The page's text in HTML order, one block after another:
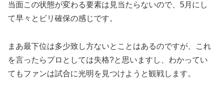
当面この状態が変わる要素は見当たらないので、5月にし
て早々とビリ確保の感じです。
まあ最下位は多少致し方ないとことはあるのですが、これ
を言ったらプロとしては失格?と思いますし、わかってい
てもファンは試合に光明を見つけようと観戦します。